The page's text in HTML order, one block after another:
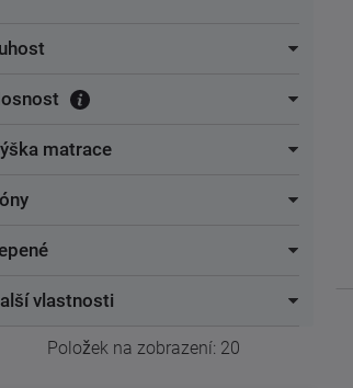
matrace
vlastnosti
Položek na zobrazení: 20